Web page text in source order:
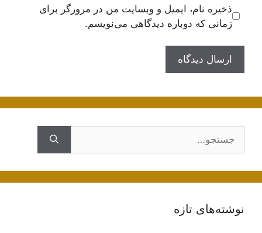
ذخیره نام، ایمیل و وبسایت من در مرورگر برای
زمانی که دوباره دیدگاهی می‌نویسم.
نوشته‌های تازه